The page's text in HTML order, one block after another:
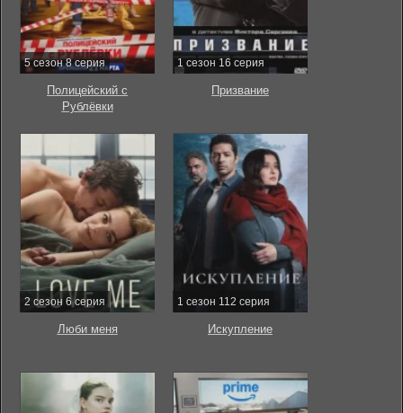
5 сезон 8 серия
Полицейский с
Рублёвки
1 сезон 16 серия
Призвание
2 сезон 6 серия
Люби меня
1 сезон 112 серия
Искупление